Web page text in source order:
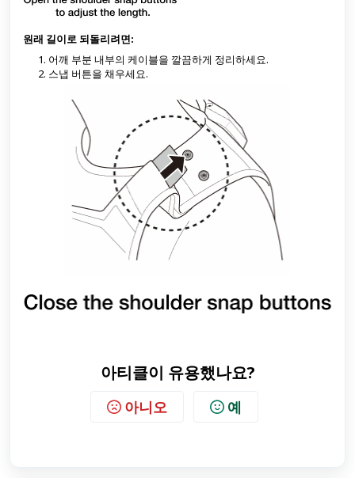
원래 길이로 되돌리려면:
어깨 부분 내부의 케이블을 깔끔하게 정리하세요.
스냅 버튼을 채우세요.
아티클이 유용했나요?
아니오 예